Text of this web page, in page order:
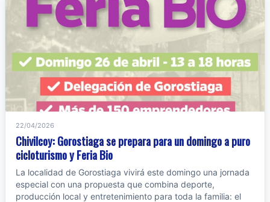
22/04/2026
Chivilcoy: Gorostiaga se prepara para un domingo a puro
cicloturismo y Feria Bio
La localidad de Gorostiaga vivirá este domingo una jornada
especial con una propuesta que combina deporte,
producción local y entretenimiento para toda la familia: el